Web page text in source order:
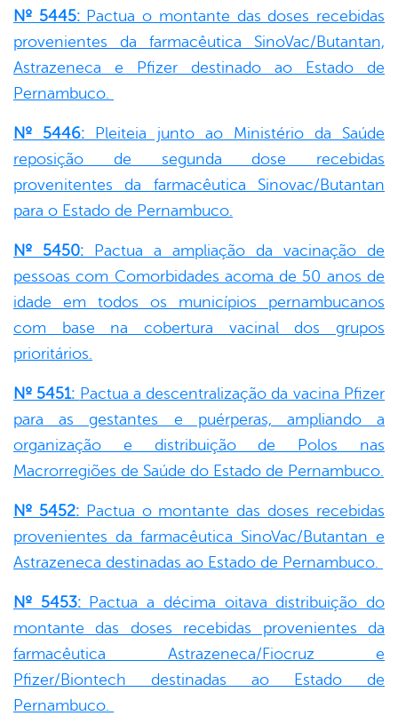
Nº 5445: Pactua o montante das doses recebidas
provenientes da farmacêutica SinoVac/Butantan,
Astrazeneca e Pfizer destinado ao Estado de
Pernambuco.
Nº 5446:
Pleiteia junto ao Ministério da Saúde
reposição de segunda dose recebidas
provenitentes da farmacêutica Sinovac/Butantan
para o Estado de Pernambuco.
Nº 5450:
Pactua a ampliação da vacinação de
pessoas com Comorbidades acoma de 50 anos de
idade em todos os municípios pernambucanos
com base na cobertura vacinal dos grupos
prioritários.
Nº 5451: Pactua a descentralização da vacina Pfizer
para as gestantes e puérperas, ampliando a
organização e distribuição de Polos nas
Macrorregiões de Saúde do Estado de Pernambuco.
Nº 5452:Pactua o montante das doses recebidas
provenientes da farmacêutica SinoVac/Butantan e
Astrazeneca destinadas ao Estado de Pernambuco.
Nº 5453: Pactua a décima oitava distribuição do
montante das doses recebidas provenientes da
farmacêutica Astrazeneca/Fiocruz e
Pfizer/Biontech destinadas ao Estado de
Pernambuco.